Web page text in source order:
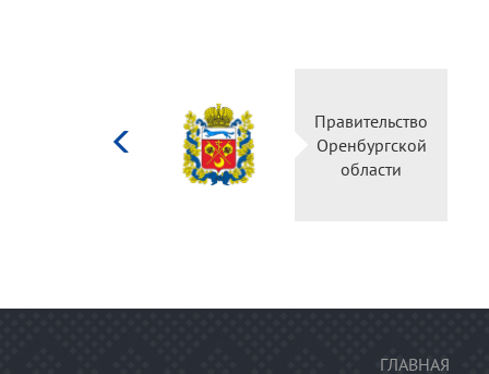
Правительство
Оренбургской
области
ГЛАВНАЯ